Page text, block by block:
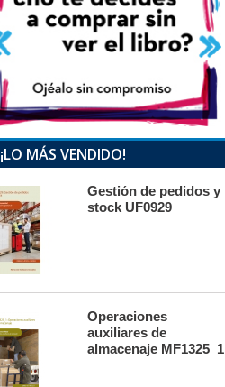
¡LO MÁS VENDIDO!
Gestión de pedidos y
stock UF0929
Operaciones
auxiliares de
almacenaje MF1325_1